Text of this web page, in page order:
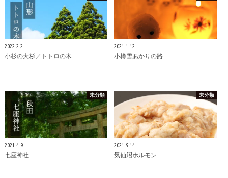
2022.2.2
小杉の大杉／トトロの木
2021.1.12
小樽雪あかりの路
未分類
2021.4.9
七座神社
未分類
2021.9.14
気仙沼ホルモン